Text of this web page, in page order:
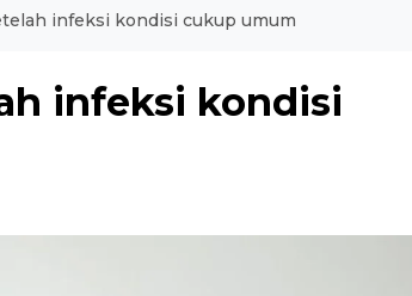
infeksi kondisi cukup umum
infeksi kondisi